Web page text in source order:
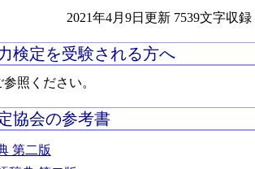
2021年4月9日更新 7539文字収録
検定を受験される方へ
参照ください。
協会の参考書
第二版